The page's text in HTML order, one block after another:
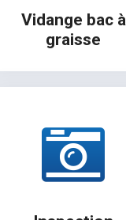
Vidange bac à
graisse